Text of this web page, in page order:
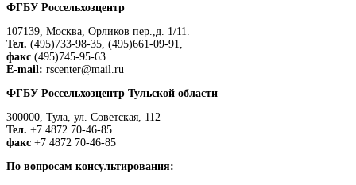
ФГБУ Россельхозцентр
107139, Москва, Орликов пер.,д. 1/11.
Тел. (495)733-98-35, (495)661-09-91,
факс (495)745-95-63
E-mail: rscenter@mail.ru
ФГБУ Россельхозцентр Тульской области
300000, Тула, ул. Советская, 112
Тел. +7 4872 70-46-85
факс +7 4872 70-46-85
По вопросам консультирования: